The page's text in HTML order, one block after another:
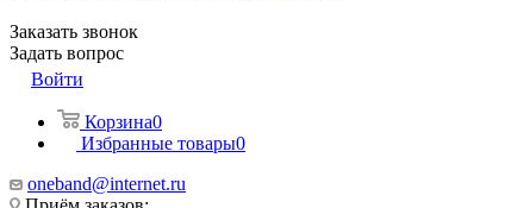
Заказать звонок
Задать вопрос
Войти
Корзина0
Избранные товары0
oneband@internet.ru